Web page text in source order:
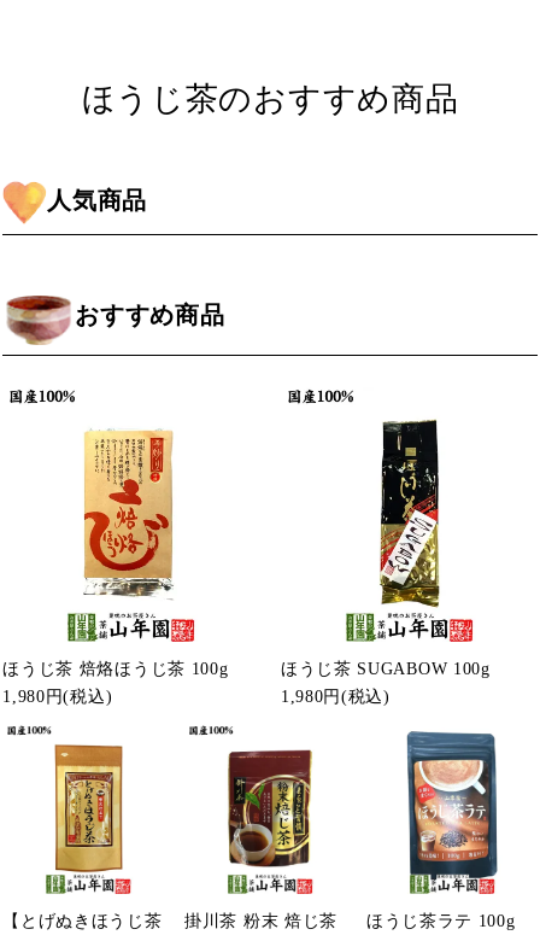
ほうじ茶のおすすめ商品
人気商品
おすすめ商品
ほうじ茶 焙烙ほうじ茶 100g
1,980円(税込)
ほうじ茶 SUGABOW 100g
1,980円(税込)
【とげぬきほうじ茶
掛川茶 粉末 焙じ茶
ほうじ茶ラテ 100g